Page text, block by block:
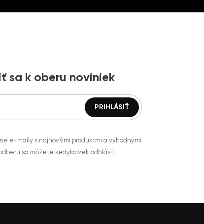
sa k oberu noviniek
e-maily s najnovšími produktmi a výhodnými
sa môžete kedykoľvek odhlásiť.